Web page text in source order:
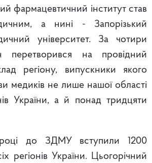
фармацевтичний інститут став
а нині - Запорізький
університет. За чотири
перетворився на провідний
регіону, випускники якого
медиків не лише нашої області
України, а й понад тридцяти
до ЗДМУ вступили 1200
регіонів України. Цьогорічний